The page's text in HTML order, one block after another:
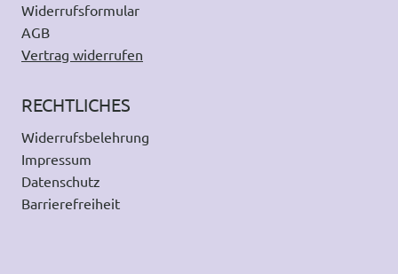
Widerrufsformular
AGB
Vertrag widerrufen
RECHTLICHES
Widerrufsbelehrung
Impressum
Datenschutz
Barrierefreiheit